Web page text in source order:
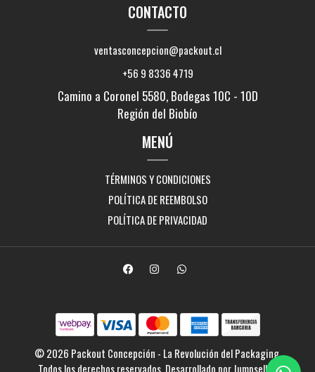
CONTACTO
ventasconcepcion@packout.cl
+56 9 8336 4719
Camino a Coronel 5580, Bodegas 10C - 10D
Región del Biobío
MENÚ
TÉRMINOS Y CONDICIONES
POLÍTICA DE REEMBOLSO
POLÍTICA DE PRIVACIDAD
© 2026 Packout Concepción - La Revolución del Packaging.
Todos los derechos reservados. Desarrollado por Jumpseller .